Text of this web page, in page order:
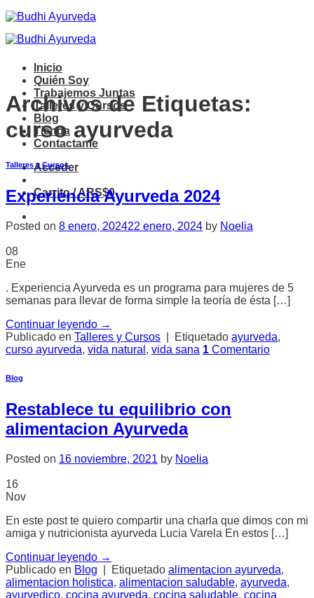
Saltar
al
contenido
Inicio
Quién Soy
Trabajemos Juntas
Talleres y Cursos
Blog
Tienda
Contactame
Acceder
Carrito /ARS$0
Archivos de Etiquetas:
curso ayurveda
Talleres y Cursos
Experiencia Ayurveda 2024
Posted on 8 enero, 202422 enero, 2024 by Noelia
08
Ene
. Experiencia Ayurveda es un programa para mujeres de 5
semanas para llevar de forma simple la teoría de ésta […]
Continuar leyendo →
Publicado en Talleres y Cursos Etiquetado ayurveda,
curso ayurveda, vida natural , vida sana 1 Comentario
Blog
Restablece tu equilibrio con
alimentacion Ayurveda
Posted on 16 noviembre, 2021 by Noelia
16
Nov
En este post te quiero compartir una charla que dimos con mi
amiga y nutricionista ayurveda Lucia Varela En estos […]
Continuar leyendo →
Publicado en Blog Etiquetado alimentacion ayurveda,
alimentacion holistica, alimentacion saludable, ayurveda,
ayurvedico, cocina ayurveda, cocina saludable, cocina